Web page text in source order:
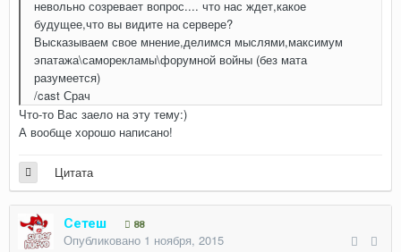
невольно созревает вопрос.... что нас ждет,какое
будущее,что вы видите на сервере?
Высказываем свое мнение,делимся мыслями,максимум
эпатажа\саморекламы\форумной войны (без мата
разумеется)
/cast Срач
Что-то Вас заело на эту тему:)
А вообще хорошо написано!
Цитата
Сетеш 88
Опубликовано 1 ноября, 2015